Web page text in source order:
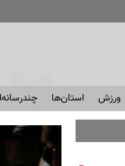
ورزش استان‌ها